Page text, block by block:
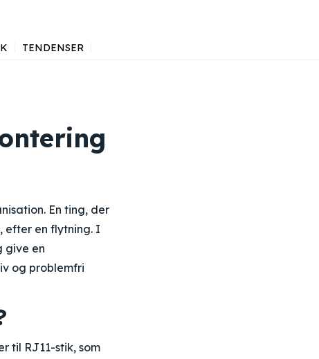
TENDENSER
En ting, der
efter en flytning. I
give en
og problemfri
til RJ11-stik, som